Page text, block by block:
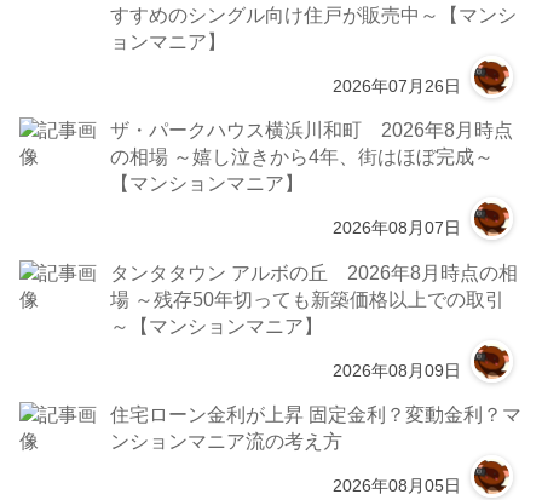
すすめのシングル向け住戸が販売中～【マンシ
ョンマニア】
2026年07月26日
ザ・パークハウス横浜川和町 2026年8月時点
の相場 ～嬉し泣きから4年、街はほぼ完成～
【マンションマニア】
2026年08月07日
タンタタウン アルボの丘 2026年8月時点の相
場 ～残存50年切っても新築価格以上での取引
～【マンションマニア】
2026年08月09日
住宅ローン金利が上昇 固定金利？変動金利？マ
ンションマニア流の考え方
2026年08月05日